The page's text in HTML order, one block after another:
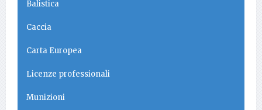
Balistica
Caccia
Carta Europea
Licenze professionali
Munizioni